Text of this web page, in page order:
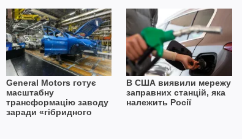
General Motors готує
масштабну
трансформацію заводу
заради «гібридного
В США виявили мережу
заправних станцій, яка
належить Росії